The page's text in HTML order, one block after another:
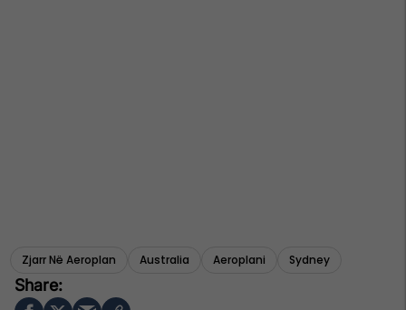
Zjarr Në Aeroplan Australia Aeroplani Sydney